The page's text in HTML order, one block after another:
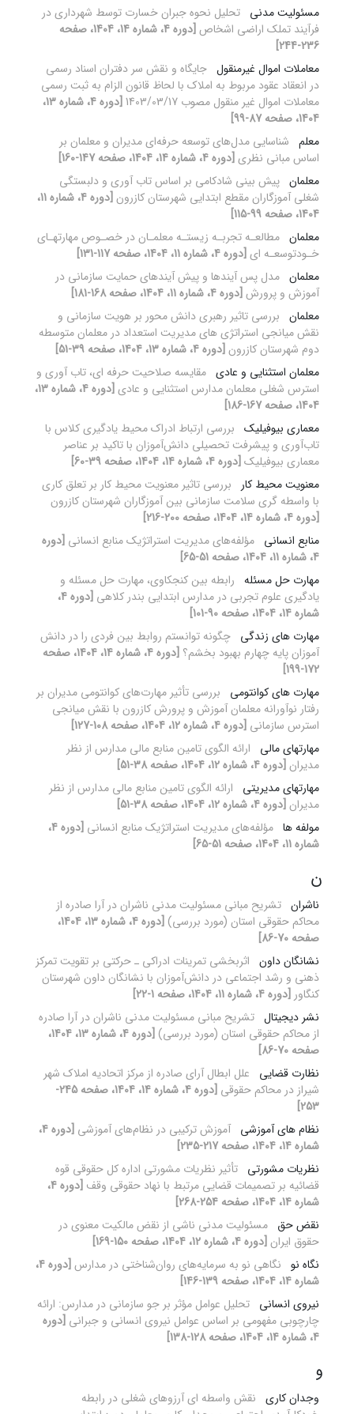
مسئولیت مدنی تحلیل نحوه جبران خسارت توسط شهرداری در
فرآیند تملک اراضی اشخاص
[دوره 4، شماره 14، 1404، صفحه
236-244]
معاملات اموال غیرمنقول جایگاه و نقش سر دفتران اسناد رسمی
در انعقاد عقود مربوط به املاک با لحاظ قانون الزام به ثبت رسمی
معاملات اموال غیر منقول مصوب 1403/03/17
[دوره 4، شماره 13،
1404، صفحه 87-99]
معلم شناسایی مدل‌های توسعه حرفه‌ای مدیران و معلمان بر
اساس مبانی نظری [دوره 4، شماره 14، 1404، صفحه 147-160]
معلمان پیش بینی شادکامی بر اساس تاب آوری و دلبستگی
شغلی آموزگاران مقطع ابتدایی شهرستان کازرون
[دوره 4، شماره 11،
1404، صفحه 99-115]
معلمان مطالعـه تجربـه زیستـه معلمـان در خصـوص مهارتهـای
خـودتوسعـه ای [دوره 4، شماره 11، 1404، صفحه 117-131]
معلمان مدل پس آیندها و پیش آیندهای حمایت سازمانی در
آموزش و پرورش [دوره 4، شماره 11، 1404، صفحه 168-181]
معلمان بررسی تاثیر رهبری دانش محور بر هویت سازمانی و
نقش میانجی استراتژی های مدیریت استعداد در معلمان متوسطه
دوم شهرستان کازرون [دوره 4، شماره 13، 1404، صفحه 39-51]
معلمان استثنایی و عادی مقایسه صلاحیت حرفه ای، تاب آوری و
استرس شغلی معلمان مدارس استثنایی و عادی
[دوره 4، شماره 13،
1404، صفحه 167-186]
معماری بیوفیلیک بررسی ارتباط ادراک محیط یادگیری کلاس با
تاب‌آوری و پیشرفت تحصیلی دانش‌آموزان با تاکید بر عناصر
معماری بیوفیلیک [دوره 4، شماره 14، 1404، صفحه 39-60]
معنویت محیط کار
بررسی تاثیر معنویت محیط کار بر تعلق کاری
با واسطه گری سلامت سازمانی بین آموزگاران شهرستان کازرون
[دوره 4، شماره 14، 1404، صفحه 200-216]
منابع انسانی مؤلفه‌های مدیریت استراتژیک منابع انسانی [دوره
4، شماره 11، 1404، صفحه 51-65]
مهارت حل مسئله رابطه بین کنجکاوی، مهارت حل مسئله و
یادگیری علوم تجربی در مدارس ابتدایی بندر کلاهی
[دوره 4،
شماره 14، 1404، صفحه 90-101]
مهارت های زندگی چگونه توانستم روابط بین فردی را در دانش
آموزان پایه چهارم بهبود بخشم؟
[دوره 4، شماره 14، 1404، صفحه
172-199]
مهارت های کوانتومی
بررسی تأثیر مهارت‌های کوانتومی مدیران بر
رفتار نوآورانه معلمان آموزش و پرورش کازرون با نقش میانجی
استرس سازمانی [دوره 4، شماره 12، 1404، صفحه 108-127]
مهارتهای مالی
ارائه الگوی تامین منابع مالی مدارس از نظر
مدیران [دوره 4، شماره 12، 1404، صفحه 38-51]
مهارتهای مدیریتی
ارائه الگوی تامین منابع مالی مدارس از نظر
مدیران [دوره 4، شماره 12، 1404، صفحه 38-51]
مولفه ها مؤلفه‌های مدیریت استراتژیک منابع انسانی
[دوره 4،
شماره 11، 1404، صفحه 51-65]
ن
ناشران تشریح مبانی مسئولیت مدنی ناشران در آرا صادره از
محاکم حقوقی استان (مورد بررسی)
[دوره 4، شماره 13، 1404،
صفحه 70-86]
نشانگان داون اثربخشی تمرینات ادراکی ـ حرکتی بر تقویت تمرکز
ذهنی و رشد اجتماعی در دانش‌آموزان با نشانگان داون شهرستان
کنگاور [دوره 4، شماره 11، 1404، صفحه 1-22]
نشر دیجیتال تشریح مبانی مسئولیت مدنی ناشران در آرا صادره
از محاکم حقوقی استان (مورد بررسی)
[دوره 4، شماره 13، 1404،
صفحه 70-86]
نظارت قضایی
علل ابطال آرای صادره از مرکز اتحادیه املاک شهر
شیراز در محاکم حقوقی
[دوره 4، شماره 14، 1404، صفحه 245-
253]
نظام های آموزشی آموزش ترکیبی در نظام‌های آموزشی
[دوره 4،
شماره 14، 1404، صفحه 217-235]
نظریات مشورتی تأثیر نظریات مشورتی اداره کل حقوقی قوه
قضائیه بر تصمیمات قضایی مرتبط با نهاد حقوقی وقف
[دوره 4،
شماره 14، 1404، صفحه 254-268]
نقض حق مسئولیت مدنی ناشی از نقض مالکیت معنوی در
حقوق ایران [دوره 4، شماره 12، 1404، صفحه 150-169]
نگاه نو نگاهی نو به سرمایه‌های روان‌شناختی در مدارس
[دوره 4،
شماره 14، 1404، صفحه 139-146]
نیروی انسانی تحلیل عوامل مؤثر بر جو سازمانی در مدارس: ارائه
چارچوبی مفهومی بر اساس عوامل نیروی انسانی و جبرانی [دوره
4، شماره 14، 1404، صفحه 128-138]
و
وجدان کاری نقش واسطه ای آرزوهای شغلی در رابطه